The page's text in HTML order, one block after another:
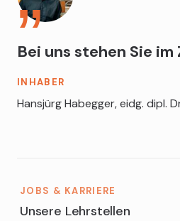
Bei uns stehen Sie
INHABER
Hansjürg Habegger, eidg. dipl.
JOBS & KARRIERE
Unsere Lehrstellen